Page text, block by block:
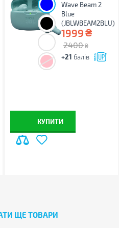
Wave Beam 2
Blue
(JBLWBEAM2BLU)
1999₴
2400 ₴
+21 балів
КУПИТИ
ЩЕ ТОВАРИ